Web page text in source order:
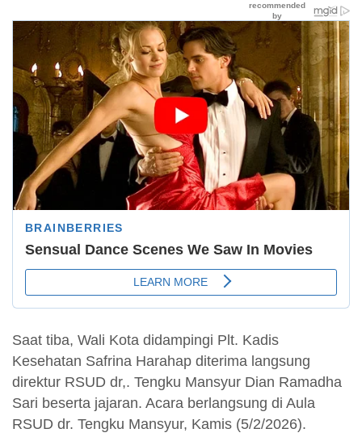
Saat tiba, Wali Kota didampingi Plt. Kadis
Kesehatan Safrina Harahap diterima langsung
direktur RSUD dr,. Tengku Mansyur Dian Ramadha
Sari beserta jajaran. Acara berlangsung di Aula
RSUD dr. Tengku Mansyur, Kamis (5/2/2026).